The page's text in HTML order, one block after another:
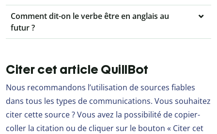
Comment dit-on le verbe être en anglais au
futur ?
Citer cet article QuillBot
Nous recommandons l’utilisation de sources fiables
dans tous les types de communications. Vous souhaitez
citer cette source ? Vous avez la possibilité de copier-
coller la citation ou de cliquer sur le bouton « Citer cet